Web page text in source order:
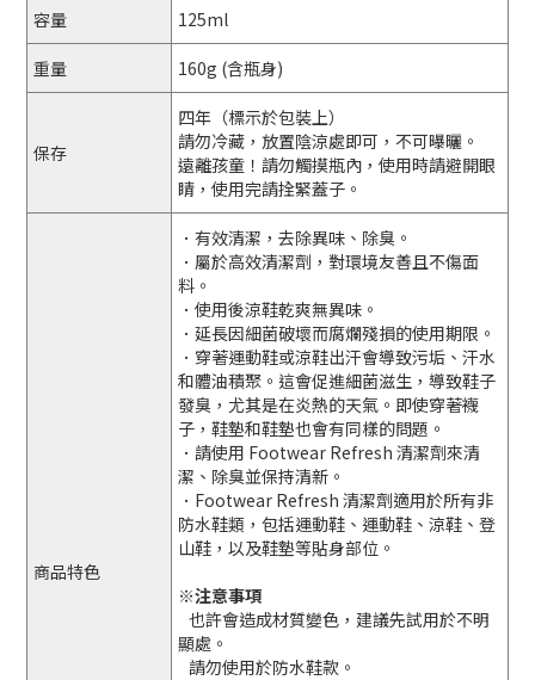
容量 125ml
重量 160g (含瓶身)
保存
四年（標示於包裝上）
請勿冷藏，放置陰涼處即可，不可曝曬。
遠離孩童！請勿觸摸瓶內，使用時請避開眼
睛，使用完請拴緊蓋子。
商品特色
．有效清潔，去除異味、除臭。
．屬於高效清潔劑，對環境友善且不傷面
料。
．使用後涼鞋乾爽無異味。
．延長因細菌破壞而腐爛殘損的使用期限。
．穿著運動鞋或涼鞋出汗會導致污垢、汗水
和體油積聚。這會促進細菌滋生，導致鞋子
發臭，尤其是在炎熱的天氣。即使穿著襪
子，鞋墊和鞋墊也會有同樣的問題。
．請使用 Footwear Refresh 清潔劑來清
潔、除臭並保持清新。
．Footwear Refresh 清潔劑適用於所有非
防水鞋類，包括運動鞋、運動鞋、涼鞋、登
山鞋，以及鞋墊等貼身部位。
※注意事項
也許會造成材質變色，建議先試用於不明
顯處。
請勿使用於防水鞋款。